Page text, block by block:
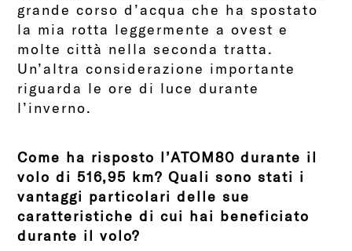
grande corso d’acqua che ha spostato
la mia rotta leggermente a ovest e
molte città nella seconda tratta.
Un’altra considerazione importante
riguarda le ore di luce durante
l’inverno.
Come ha risposto l’ATOM80 durante il
volo di 516,95 km? Quali sono stati i
vantaggi particolari delle sue
caratteristiche di cui hai beneficiato
durante il volo?